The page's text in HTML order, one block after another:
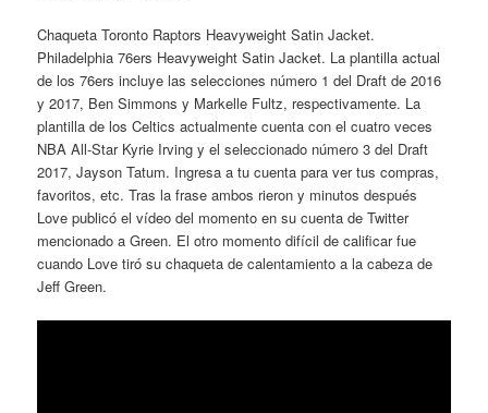
Chaqueta Toronto Raptors Heavyweight Satin Jacket.
Philadelphia 76ers Heavyweight Satin Jacket. La plantilla actual
de los 76ers incluye las selecciones número 1 del Draft de 2016
y 2017, Ben Simmons y Markelle Fultz, respectivamente. La
plantilla de los Celtics actualmente cuenta con el cuatro veces
NBA All-Star Kyrie Irving y el seleccionado número 3 del Draft
2017, Jayson Tatum. Ingresa a tu cuenta para ver tus compras,
favoritos, etc. Tras la frase ambos rieron y minutos después
Love publicó el vídeo del momento en su cuenta de Twitter
mencionado a Green. El otro momento difícil de calificar fue
cuando Love tiró su chaqueta de calentamiento a la cabeza de
Jeff Green.